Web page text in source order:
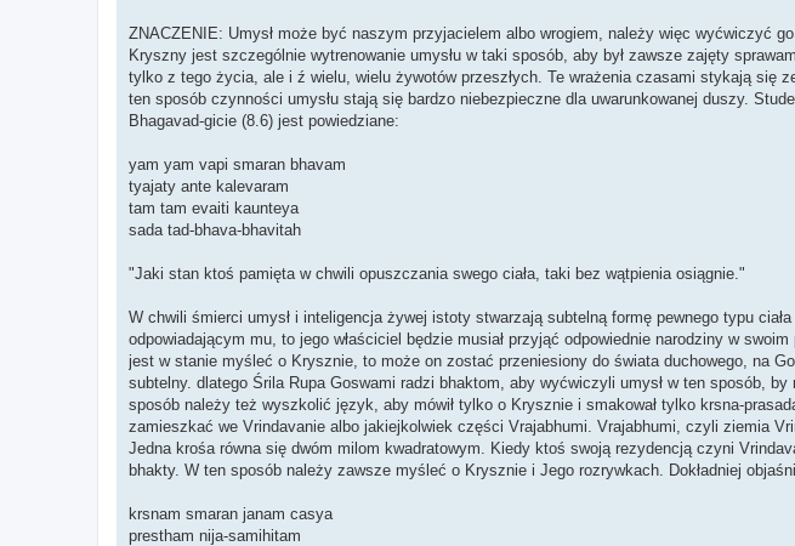
ZNACZENIE: Umysł może być naszym przyjacielem albo wrogiem, należy więc wyćwiczyć
Kryszny jest szczególnie wytrenowanie umysłu w taki sposób, aby był zawsze zajęty
tylko z tego życia, ale i ź wielu, wielu żywotów przeszłych. Te wrażenia czasami stykają się
ten sposób czynności umysłu stają się bardzo niebezpieczne dla uwarunkowanej duszy.
Bhagavad-gicie (8.6) jest powiedziane:
yam yam vapi smaran bhavam
tyajaty ante kalevaram
tam tam evaiti kaunteya
sada tad-bhava-bhavitah
"Jaki stan ktoś pamięta w chwili opuszczania swego ciała, taki bez wątpienia osiągnie."
W chwili śmierci umysł i inteligencja żywej istoty stwarzają subtelną formę pewnego typu
odpowiadającym mu, to jego właściciel będzie musiał przyjąć odpowiednie narodziny w
jest w stanie myśleć o Krysznie, to może on zostać przeniesiony do świata duchowego, na
subtelny. dlatego Śrila Rupa Goswami radzi bhaktom, aby wyćwiczyli umysł w ten sposób,
sposób należy też wyszkolić język, aby mówił tylko o Krysznie i smakował tylko krsna-
zamieszkać we Vrindavanie albo jakiejkolwiek części Vrajabhumi. Vrajabhumi, czyli ziemia
Jedna krośa równa się dwóm milom kwadratowym. Kiedy ktoś swoją rezydencją czyni
bhakty. W ten sposób należy zawsze myśleć o Krysznie i Jego rozrywkach. Dokładniej
krsnam smaran janam casya
prestham nija-samihitam